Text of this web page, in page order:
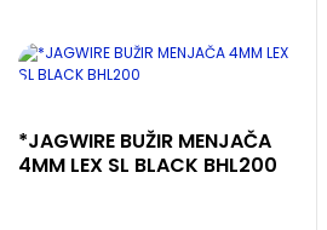
*JAGWIRE BUŽIR MENJAČA
4MM LEX SL BLACK BHL200